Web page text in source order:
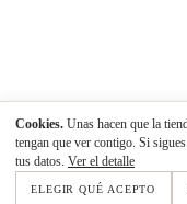
Cookies. Unas hacen que la
tengan que ver contigo. Si
tus datos. Ver el detalle
ELEGIR QUÉ ACEPTO